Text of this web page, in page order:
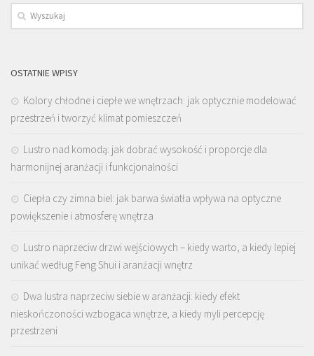
OSTATNIE WPISY
Kolory chłodne i ciepłe we wnętrzach: jak optycznie modelować
przestrzeń i tworzyć klimat pomieszczeń
Lustro nad komodą: jak dobrać wysokość i proporcje dla
harmonijnej aranżacji i funkcjonalności
Ciepła czy zimna biel: jak barwa światła wpływa na optyczne
powiększenie i atmosferę wnętrza
Lustro naprzeciw drzwi wejściowych – kiedy warto, a kiedy lepiej
unikać według Feng Shui i aranżacji wnętrz
Dwa lustra naprzeciw siebie w aranżacji: kiedy efekt
nieskończoności wzbogaca wnętrze, a kiedy myli percepcję
przestrzeni